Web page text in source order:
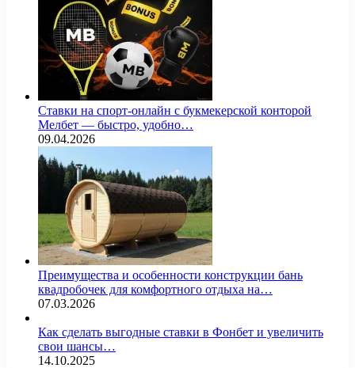
Ставки на спорт-онлайн с букмекерской конторой
Мелбет — быстро, удобно…
09.04.2026
Преимущества и особенности конструкции бань
квадробочек для комфортного отдыха на…
07.03.2026
Как сделать выгодные ставки в Фонбет и увеличить
свои шансы…
14.10.2025